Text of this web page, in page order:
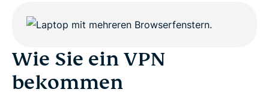
Wie Sie ein VPN
bekommen